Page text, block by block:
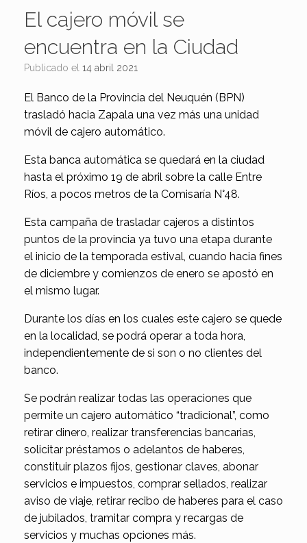
El cajero móvil se
encuentra en la Ciudad
Publicado el 14 abril 2021
El Banco de la Provincia del Neuquén (BPN)
trasladó hacia Zapala una vez más una unidad
móvil de cajero automático.
Esta banca automática se quedará en la ciudad
hasta el próximo 19 de abril sobre la calle Entre
Ríos, a pocos metros de la Comisaría N°48.
Esta campaña de trasladar cajeros a distintos
puntos de la provincia ya tuvo una etapa durante
el inicio de la temporada estival, cuando hacia fines
de diciembre y comienzos de enero se apostó en
el mismo lugar.
Durante los días en los cuales este cajero se quede
en la localidad, se podrá operar a toda hora,
independientemente de si son o no clientes del
banco.
Se podrán realizar todas las operaciones que
permite un cajero automático “tradicional”, como
retirar dinero, realizar transferencias bancarias,
solicitar préstamos o adelantos de haberes,
constituir plazos fijos, gestionar claves, abonar
servicios e impuestos, comprar sellados, realizar
aviso de viaje, retirar recibo de haberes para el caso
de jubilados, tramitar compra y recargas de
servicios y muchas opciones más.